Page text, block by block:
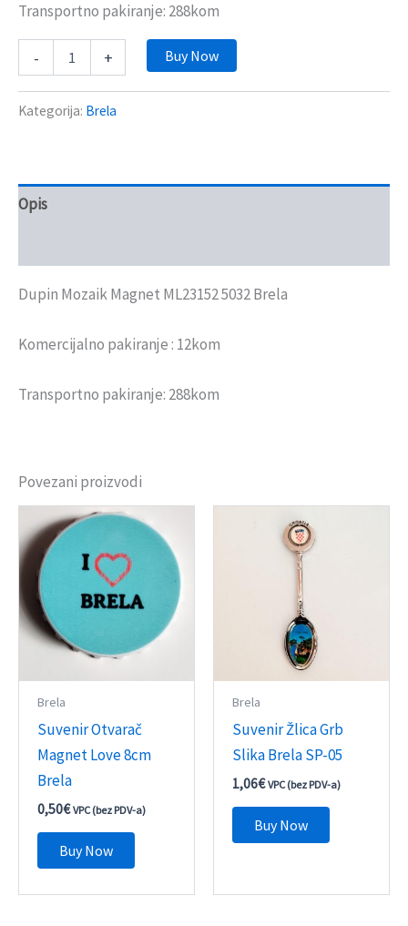
Transportno pakiranje: 288kom
- + Buy Now
Kategorija: Brela
Opis
Dupin Mozaik Magnet ML23152 5032 Brela
Komercijalno pakiranje : 12kom
Transportno pakiranje: 288kom
Povezani proizvodi
Brela
Suvenir Otvarač
Magnet Love 8cm
Brela
0,50€ VPC (bez PDV-a)
Buy Now
Brela
Suvenir Žlica Grb
Slika Brela SP-05
1,06€ VPC (bez PDV-a)
Buy Now